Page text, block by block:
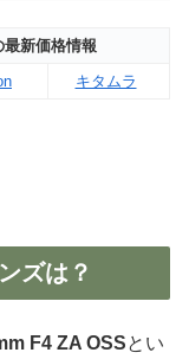
新価格情報
キタムラ
ズは？
F4 ZA OSSとい